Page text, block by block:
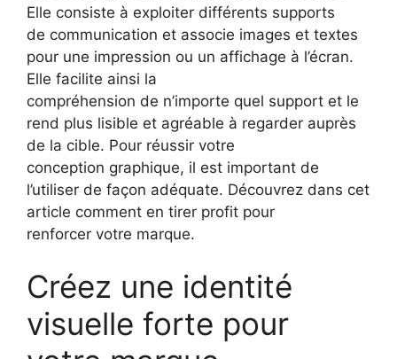
Elle consiste à exploiter différents supports
de communication et associe images et textes
pour une impression ou un affichage à l’écran.
Elle facilite ainsi la
compréhension de n’importe quel support et le
rend plus lisible et agréable à regarder auprès
de la cible. Pour réussir votre
conception graphique, il est important de
l’utiliser de façon adéquate. Découvrez dans cet
article comment en tirer profit pour
renforcer votre marque.
Créez une identité
visuelle forte pour